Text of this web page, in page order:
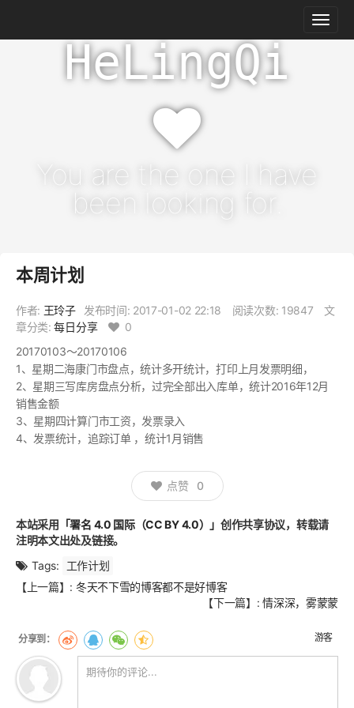
HeLingQi
You are the one I have
been looking for.
本周计划
作者: 王玲子 发布时间: 2017-01-02 22:18 阅读次数: 19847
文
章分类:每日分享
0
20170103～20170106
1、星期二海康门市盘点，统计多开统计，打印上月发票明细，
2、星期三写库房盘点分析，过完全部出入库单，统计2016年12月
销售金额
3、星期四计算门市工资，发票录入
4、发票统计，追踪订单 ，统计1月销售
点赞 0
本站采用 「署名 4.0 国际（CC BY 4.0）」创作共享协议，转载请
注明本文出处及链接。
Tags:
工作计划
文
【上一篇】: 冬天不下雪的博客都不是好博客
【下一篇】:情深深，雾蒙蒙
游客